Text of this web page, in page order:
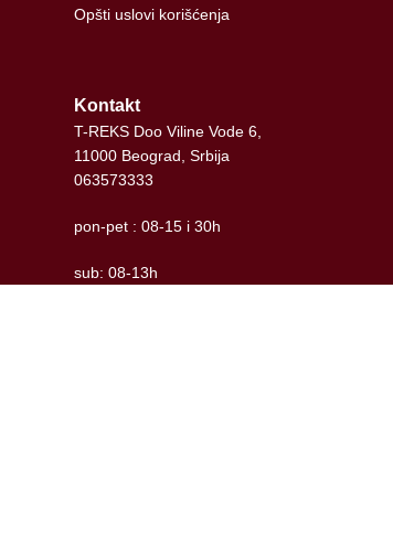
Opšti uslovi korišćenja
Kontakt
T-REKS Doo Viline Vode 6,
11000 Beograd, Srbija
063573333
pon-pet : 08-15 i 30h
sub: 08-13h